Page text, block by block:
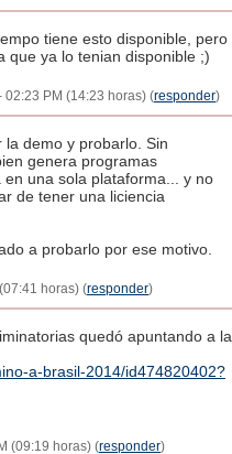
tiene esto disponible, pero
que ya lo tenian disponible ;)
02:23 PM (14:23 horas) (responder)
la demo y probarlo. Sin
genera programas
una sola plataforma... y no
de tener una liciencia
a probarlo por ese motivo.
horas) (responder)
quedó apuntando a la
a-brasil-2014/id474820402?
(09:19 horas) (responder)